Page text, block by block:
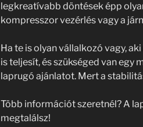
legkreatívabb döntések épp
kompresszor vezérlés vagy a
Ha te is olyan vállalkozó vagy,
is teljesít, és szükséged van egy
laprugó ajánlatot. Mert a
Több információt szeretnél? A
megtalálsz!